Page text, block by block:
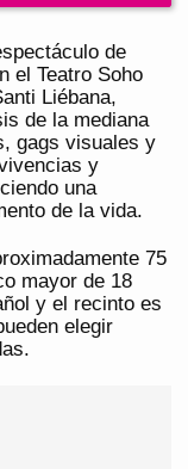
de
el Teatro Soho
Liébana,
de la mediana
gags visuales y
y
una
de la vida.
75
mayor de 18
y el recinto es
elegir